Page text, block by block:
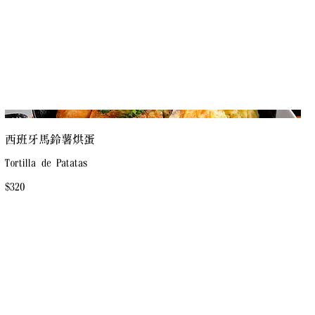
西班牙馬鈴薯烘蛋
Tortilla de Patatas
$320